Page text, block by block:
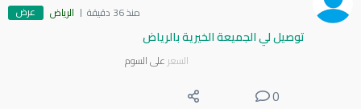
منذ 36 دقيقة
الرياض عرض
توصيل لي الجميعة الخيرية بالرياض
السعر على السوم
0